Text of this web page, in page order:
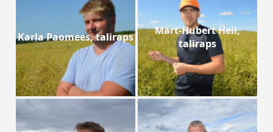
Karla Paomees, taliraps
Märt-Hubert Heil,
taliraps